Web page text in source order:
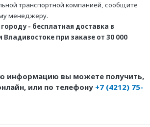
транспортной компанией, сообщите
менеджеру.
- бесплатная доставка в
Владивостоке при заказе от 30 000
информацию вы можете получить,
или по телефону +7 (4212) 75-